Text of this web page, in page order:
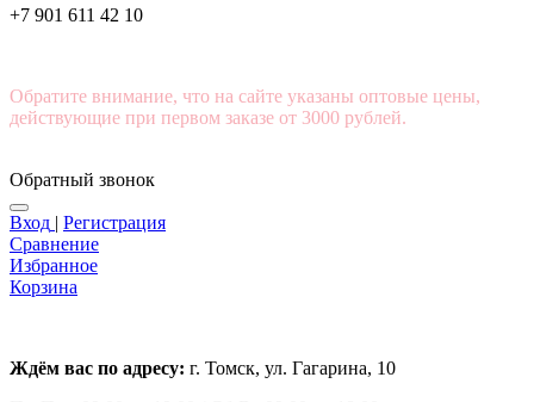
+7 901 611 42 10
Обратите внимание, что на сайте указаны оптовые цены,
действующие при первом заказе от 3000 рублей.
Обратный звонок
Вход | Регистрация
Сравнение
Избранное
Корзина
Ждём вас по адресу: г. Томск, ул. Гагарина, 10